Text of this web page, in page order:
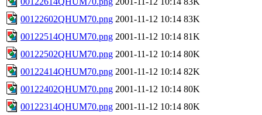
00122602QHUM70.png 2001-11-12 10:14 83K
00122514QHUM70.png 2001-11-12 10:14 81K
00122502QHUM70.png 2001-11-12 10:14 80K
00122414QHUM70.png 2001-11-12 10:14 82K
00122402QHUM70.png 2001-11-12 10:14 80K
00122314QHUM70.png 2001-11-12 10:14 80K